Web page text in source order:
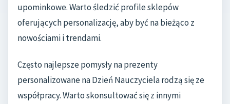
upominkowe. Warto śledzić profile sklepów
oferujących personalizację, aby być na bieżąco z
nowościami i trendami.
Często najlepsze pomysły na prezenty
personalizowane na Dzień Nauczyciela rodzą się ze
współpracy. Warto skonsultować się z innymi